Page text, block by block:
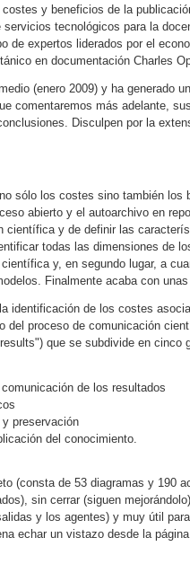
y beneficios de la
servicios tecnológicos para la
de expertos liderados por el
en documentación Charles
(enero 2009) y ha generado
comentaremos más adelante,
Disculpen por la
sólo los costes sino también los
abierto y el autoarchivo en
científica y de definir las
todas las dimensiones de
y, en segundo lugar, a
Finalmente acaba con
identificación de los costes
del proceso de comunicación
que se subdivide en cinco
de los resultados
preservación
del conocimiento.
(consta de 53 diagramas y 190
sin cerrar (siguen
y los agentes) y muy útil
echar un vistazo desde la